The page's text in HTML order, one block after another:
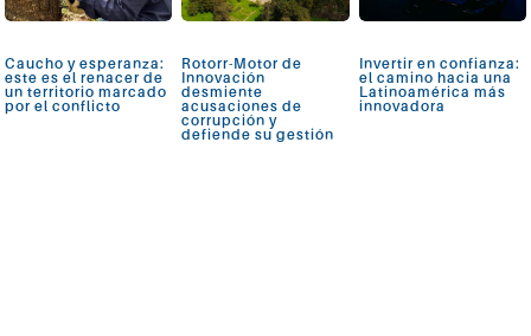
Caucho y esperanza:
este es el renacer de
un territorio marcado
por el conflicto
Rotorr-Motor de
Innovación
desmiente
acusaciones de
corrupción y
defiende su gestión
Invertir en confianza:
el camino hacia una
Latinoamérica más
innovadora